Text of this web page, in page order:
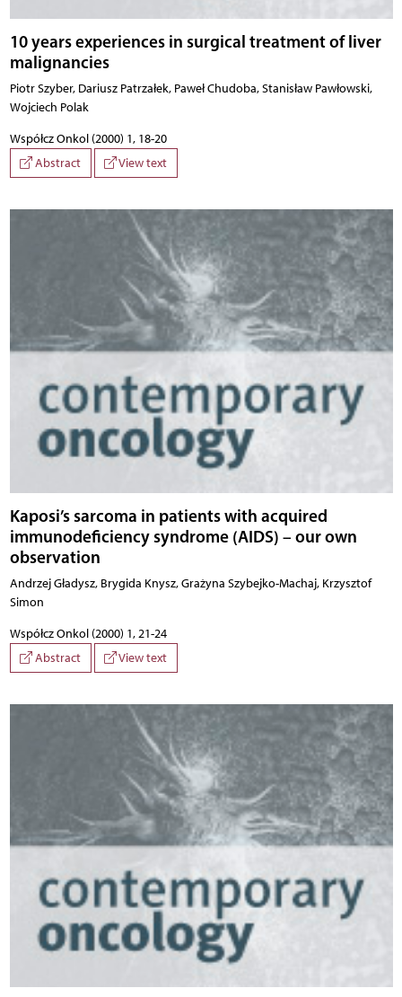
10 years experiences in surgical treatment of liver
malignancies
Piotr Szyber, Dariusz Patrzałek, Paweł Chudoba, Stanisław Pawłowski,
Wojciech Polak
Współcz Onkol (2000) 1, 18-20
Abstract
View text
Kaposi’s sarcoma in patients with acquired
immunodeficiency syndrome (AIDS) – our own
observation
Andrzej Gładysz, Brygida Knysz, Grażyna Szybejko-Machaj, Krzysztof
Simon
Współcz Onkol (2000) 1, 21-24
Abstract
View text